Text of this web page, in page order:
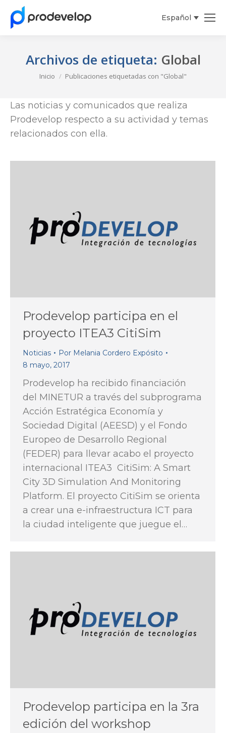
Español
Archivos de etiqueta: Global
Estás aquí:
Inicio Publicaciones etiquetadas con "Global"
Las noticias y comunicados que realiza
Prodevelop respecto a su actividad y temas
relacionados con ella.
Prodevelop participa en el
proyecto ITEA3 CitiSim
Noticias Por Melania Cordero Expósito
8 mayo, 2017
Prodevelop ha recibido financiación
del MINETUR a través del subprograma
Acción Estratégica Economía y
Sociedad Digital (AEESD) y el Fondo
Europeo de Desarrollo Regional
(FEDER) para llevar acabo el proyecto
internacional ITEA3 CitiSim: A Smart
City 3D Simulation And Monitoring
Platform. El proyecto CitiSim se orienta
a crear una e-infraestructura ICT para
la ciudad inteligente que juegue el…
Prodevelop participa en la 3ra
edición del workshop